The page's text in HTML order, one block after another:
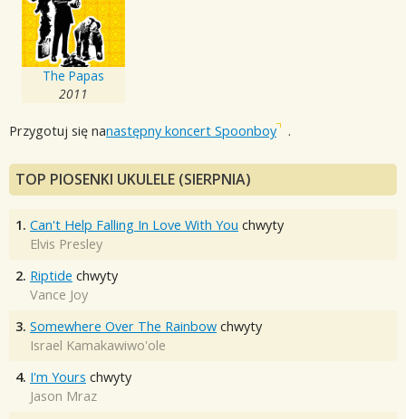
The Papas
2011
Przygotuj się nanastępny koncert Spoonboy .
TOP PIOSENKI UKULELE (SIERPNIA)
1. Can't Help Falling In Love With You chwyty
Elvis Presley
2. Riptide chwyty
Vance Joy
3. Somewhere Over The Rainbow chwyty
Israel Kamakawiwo'ole
4. I'm Yours chwyty
Jason Mraz